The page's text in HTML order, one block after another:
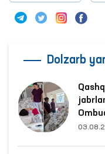
Dolzarb